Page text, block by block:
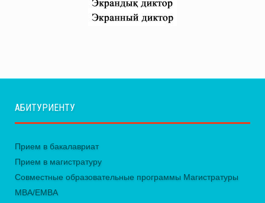
АБИТУРИЕНТУ
Прием в бакалавриат
Прием в магистратуру
Совместные образовательные программы Магистратуры
MBA/EMBA